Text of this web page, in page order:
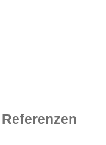
Referenzen